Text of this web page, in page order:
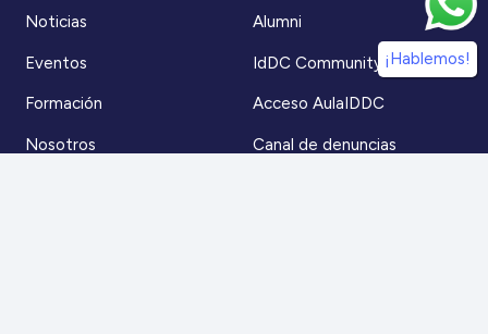
Noticias
Eventos
Formación
Nosotros
Alumni
IdDC Community
Acceso AulaIDDC
Canal de denuncias
¡Hablemos!